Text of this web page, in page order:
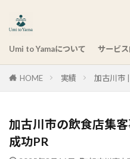
Umi to Yamaについて サービ
HOME 実績 加古川市
加古川市の飲食店集
成功PR